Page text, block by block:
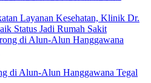
Layanan Kesehatan, Klinik Dr.
Status Jadi Rumah Sakit
di Alun-Alun Hanggawana Tegal